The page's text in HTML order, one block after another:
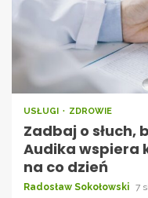
USŁUGI ZDROWIE
Zadbaj o słuch,
Audika wspiera
na co dzień
Radosław Sokołowski 7